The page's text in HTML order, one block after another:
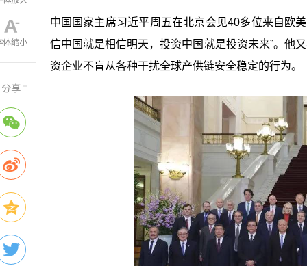
中国国家主席习近平周五在北京会见40多位来自欧
信中国就是相信明天，投资中国就是投资未来”。他
资企业不盲从各种干扰全球产供链安全稳定的行为。